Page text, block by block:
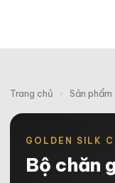
Trang chủ › Sản phẩm
GOLDEN SILK
Bộ chăn